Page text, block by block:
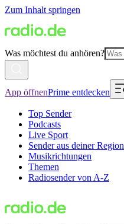
Zum Inhalt springen
Was möchtest du anhören?
App öffnenPrime entdecken
Top Sender
Podcasts
Live Sport
Sender aus deiner Region
Musikrichtungen
Themen
Radiosender von A-Z